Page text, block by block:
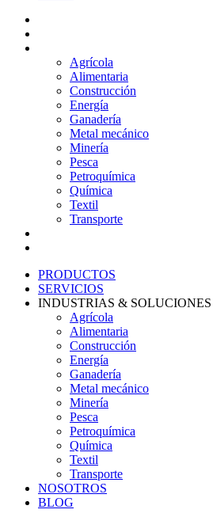
Agrícola
Alimentaria
Construcción
Energía
Ganadería
Metal mecánico
Minería
Pesca
Petroquímica
Química
Textil
Transporte
PRODUCTOS
SERVICIOS
INDUSTRIAS & SOLUCIONES
Agrícola
Alimentaria
Construcción
Energía
Ganadería
Metal mecánico
Minería
Pesca
Petroquímica
Química
Textil
Transporte
NOSOTROS
BLOG